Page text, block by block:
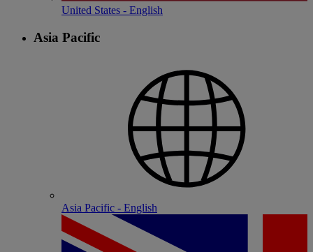
United States - English
Asia Pacific
Asia Pacific - English